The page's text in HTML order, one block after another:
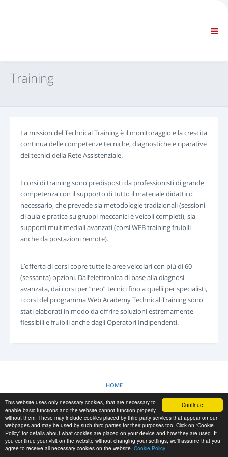
Continue
This website uses only necessary cookies, that are necessary to
enable basic functions and the website cannot function properly
without them. These may include cookies placed by third party services that appear on our
webpages and may be used by such third parties for their purposes too. Click on “Cookie
Policy” for details about what cookies are placed on your device and how they are used. If
you continue your visit on the website without changing your settings, we'll assume that you
agree to receive all necessary cookies on the website. Cookie Policy
NAVIGAZIONE STANDARD
CONDIZIONI CONTRATTUALI
Catalogo Ricambi
Special Tools
Strumenti di Diagnosi
ECUs Re-programming
Rescue Material
LOGIN
Training
La mission del Technical Training è il monitoraggio e la crescita
continua delle competenze tecniche, diagnostiche e riparative
dei tecnici della Rete Assistenziale.
I corsi di training sono predisposti da professionisti di grande
competenza con il supporto di tutto il materiale didattico
necessario, che prevede sia metodologie tradizionali (sessioni
di aula e pratica su gruppi meccanici e veicoli completi), sia
supporti multimediali avanzati (corsi WEB training fruibili
anche da postazioni remote).
L’offerta di corsi copre tutte le aree veicolari con più di 60
(sessanta) opzioni. Dall’elettronica di base alla diagnosi
avanzata, dai corsi per “neo” tecnici fino a quelli per specialisti,
i corsi del programma Web Academy Technical Training sono
stati elaborati in modo da offrire soluzioni estremamente
flessibili e fruibili anche dagli Operatori Indipendenti.
HOME
POLITICA SUI COOKIE
RESCUE MATERIAL